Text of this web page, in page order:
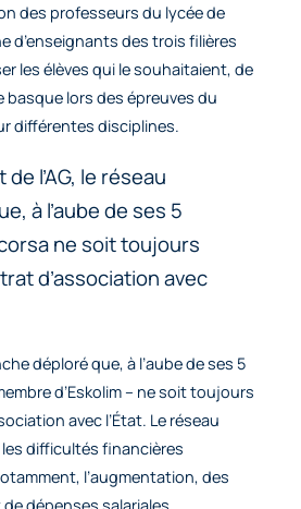
des professeurs du lycée de
d’enseignants des trois filières
les élèves qui le souhaitaient, de
basque lors des épreuves du
différentes disciplines.
l’AG, le réseau
à l’aube de ses 5
ne soit toujours
d’association avec
déploré que, à l’aube de ses 5
d’Eskolim – ne soit toujours
avec l’État. Le réseau
difficultés financières
l’augmentation, des
dépenses salariales.